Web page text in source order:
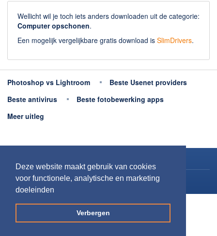
Deze website maakt gebruik van cookies
voor functionele, analytische en marketing
doeleinden
Verbergen
Wellicht wil je toch iets anders downloaden uit de categorie:
Computer opschonen.
Een mogelijk vergelijkbare gratis download is SlimDrivers.
Photoshop vs Lightroom
Beste Usenet providers
Beste antivirus
Beste fotobewerking apps
Meer uitleg
Contact opnemen